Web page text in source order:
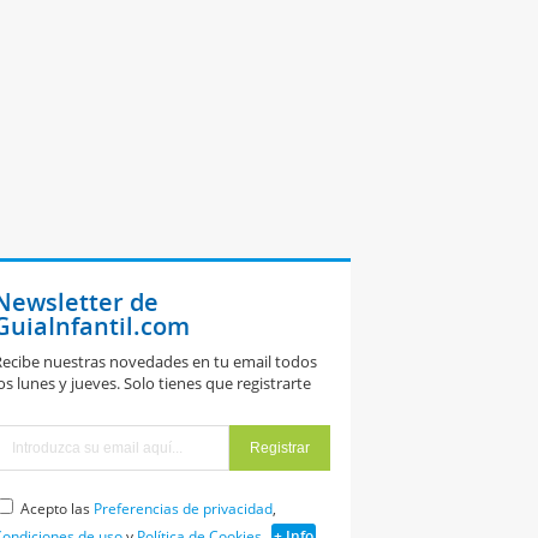
de
nuestras novedades en tu email todos
lunes y jueves. Solo tienes que registrarte
Acepto las Preferencias de privacidad,